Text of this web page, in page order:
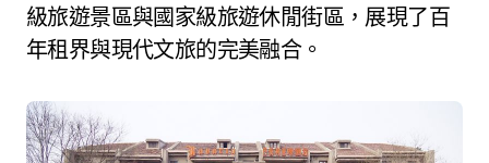
級旅遊景區與國家級旅遊休閒街區，展現了百
年租界與現代文旅的完美融合。